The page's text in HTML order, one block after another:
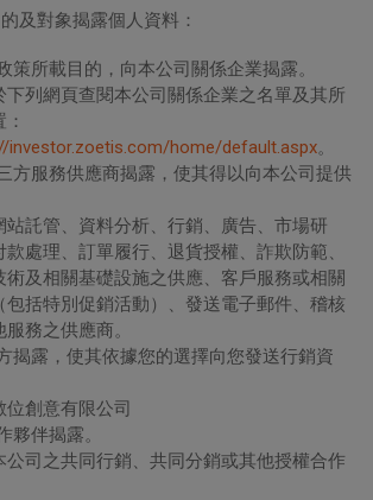
及對象揭露個人資料：
策所載目的，向本公司關係企業揭露。
下列網頁查閱本公司關係企業之名單及其所
investor.zoetis.com/home/default.aspx。
方服務供應商揭露，使其得以向本公司提供
站託管、資料分析、行銷、廣告、市場研
款處理、訂單履行、退貨授權、詐欺防範、
術及相關基礎設施之供應、客戶服務或相關
包括特別促銷活動）、發送電子郵件、稽核
服務之供應商。
揭露，使其依據您的選擇向您發送行銷資
位創意有限公司
夥伴揭露。
公司之共同行銷、共同分銷或其他授權合作